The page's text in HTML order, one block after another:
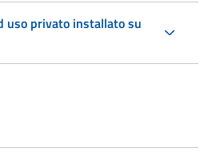
uso privato installato su